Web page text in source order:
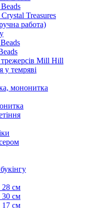
Treasures
работа)
трежерсів Mill Hill
у темряві
мононитка
28 см
30 см
17 см